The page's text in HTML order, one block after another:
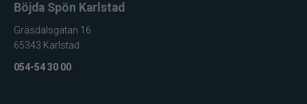
Böjda Spön Karlstad
Gräsdalsgatan 16
65343 Karlstad
054-54 30 00